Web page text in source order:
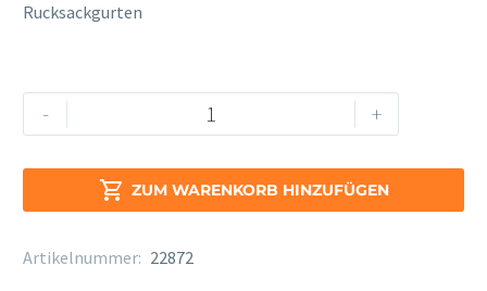
Rucksackgurten
-
Yamaha
YTR-
II
+
 ZUM WARENKORB HINZUFÜGEN
Alternative:
Artikelnummer: 22872